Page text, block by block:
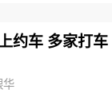
约车 多家打车
华